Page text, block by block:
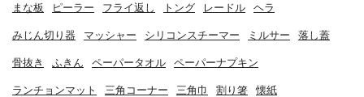
まな板 ピーラー フライ返し トング レードル ヘラ
みじん切り器 マッシャー シリコンスチーマー ミルサー 落し蓋
骨抜き ふきん ペーパータオル ペーパーナプキン
ランチョンマット 三角コーナー 三角巾 割り箸 懐紙